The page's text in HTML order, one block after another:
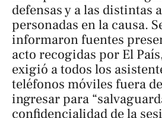
defensas y a las distintas
personadas en la causa.
informaron fuentes
acto recogidas por El País
exigió a todos los
teléfonos móviles fuera
ingresar para
confidencialidad de la